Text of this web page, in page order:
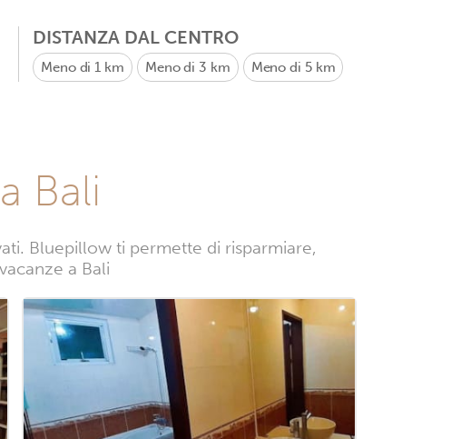
DISTANZA DAL CENTRO
Meno di 1 km Meno di 3 km Meno di 5 km
Bali
Bluepillow ti permette di risparmiare,
a Bali